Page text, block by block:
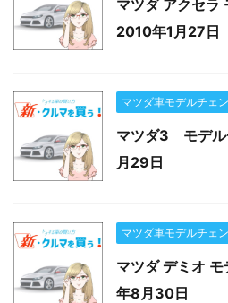
マツダ アクセラ
2010年1月27日
マツダ車モデルチェ
マツダ3 モデル
月29日
マツダ車モデルチェ
マツダ デミオ
年8月30日